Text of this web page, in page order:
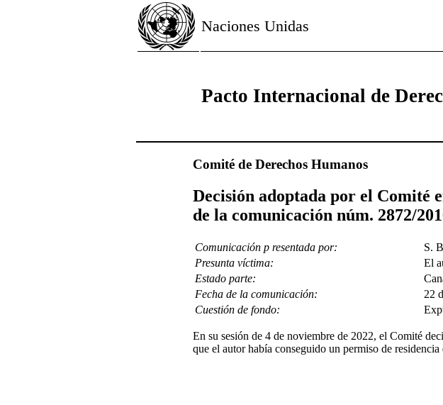
Naciones Unidas
Pacto Internacional de
Comité de Derechos Humanos
Decisión adoptada por el Comité
de la comunicación núm. 2872/
Comunicación p resentada por:
S.
Presunta víctima:
El
Estado parte:
Fecha de la comunicación:
22
Cuestión de fondo:
En su sesión de 4 de noviembre de 2022, el Comité
que el autor había conseguido un permiso de residencia